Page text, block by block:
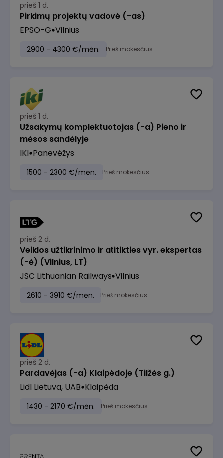
prieš 1 d.
Pirkimų projektų vadovė (-as)
EPSO-G Vilnius
2900 - 4300 €/mėn. Prieš mokesčius
prieš 1 d.
Užsakymų komplektuotojas (-a) Pieno ir
mėsos sandėlyje
IKI Panevėžys
1500 - 2300 €/mėn. Prieš mokesčius
prieš 2 d.
Veiklos užtikrinimo ir atitikties vyr. ekspertas
(-ė) (Vilnius, LT)
JSC Lithuanian Railways Vilnius
2610 - 3910 €/mėn. Prieš mokesčius
prieš 2 d.
Pardavėjas (-a) Klaipėdoje (Tilžės g.)
Lidl Lietuva, UAB Klaipėda
1430 - 2170 €/mėn. Prieš mokesčius